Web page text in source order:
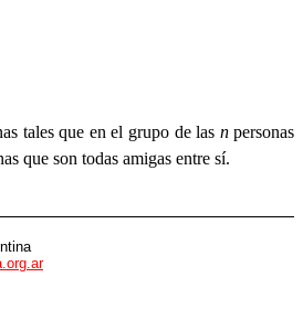
tales que en el grupo de las npersonas
que son todas amigas entre sí.